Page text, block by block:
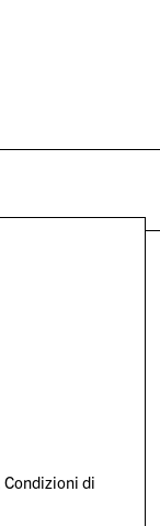
Condizioni di